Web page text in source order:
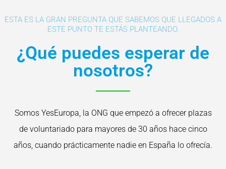
ESTA ES LA GRAN PREGUNTA QUE SABEMOS QUE LLEGADOS A
ESTE PUNTO TE ESTÁS PLANTEANDO.
¿Qué puedes esperar de
nosotros?
Somos YesEuropa, la ONG que empezó a ofrecer plazas
de voluntariado para mayores de 30 años hace cinco
años, cuando prácticamente nadie en España lo ofrecía.